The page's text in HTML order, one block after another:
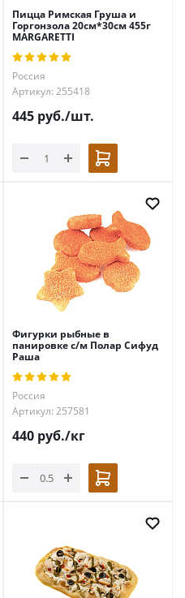
Пицца Римская Груша и
Горгонзола 20см*30см 455г
MARGARETTI
Россия
Артикул: 255418
445 руб./шт.
Фигурки рыбные в
панировке с/м Полар Сифуд
Раша
Россия
Артикул: 257581
440 руб./кг